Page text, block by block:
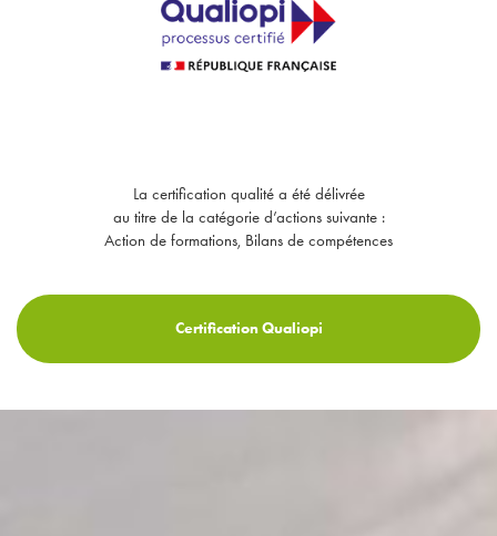
La certification qualité a été délivrée
au titre de la catégorie d’actions suivante :
Action de formations, Bilans de compétences
Certification Qualiopi